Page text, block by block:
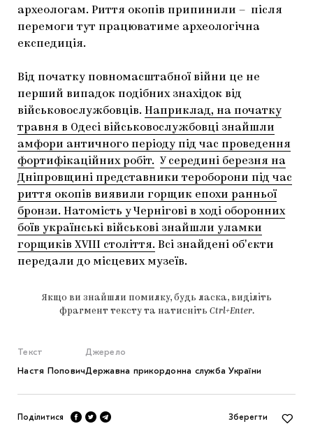
археологам. Риття окопів припинили – після
перемоги тут працюватиме археологічна
експедиція.
Від початку повномасштабної війни це не
перший випадок подібних знахідок від
військовослужбовців. Наприклад, на початку
травня в Одесі військовослужбовці знайшли
амфори античного періоду під час проведення
фортифікаційних робіт.
У середині березня на
Дніпровщині представники тероборони під час
риття окопів виявили горщик епохи ранньої
бронзи. Натомість у Чернігові в ході оборонних
боїв українські військові знайшли уламки
горщиків XVIII століття. Всі знайдені обʼєкти
передали до місцевих музеїв.
Якщо ви знайшли помилку, будь ласка, виділіть
фрагмент тексту та натисніть Ctrl+Enter.
Текст
Настя Попович
Джерело
Державна прикордонна служба України
Поділитися Зберегти